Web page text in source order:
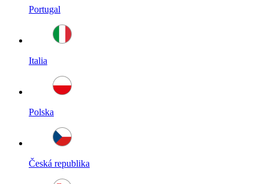
Portugal
Italia
Polska
Česká republika